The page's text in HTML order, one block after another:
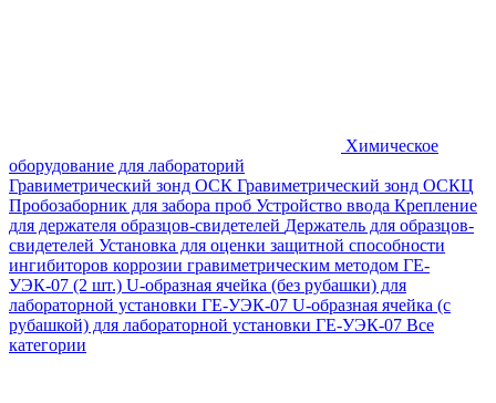
Химическое
оборудование для лабораторий
Гравиметрический зонд ОСК Гравиметрический зонд ОСКЦ
Пробозаборник для забора проб Устройство ввода Крепление
для держателя образцов-свидетелей Держатель для образцов-
свидетелей Установка для оценки защитной способности
ингибиторов коррозии гравиметрическим методом ГЕ-
УЭК-07 (2 шт.) U-образная ячейка (без рубашки) для
лабораторной установки ГЕ-УЭК-07 U-образная ячейка (с
рубашкой) для лабораторной установки ГЕ-УЭК-07 Все
категории